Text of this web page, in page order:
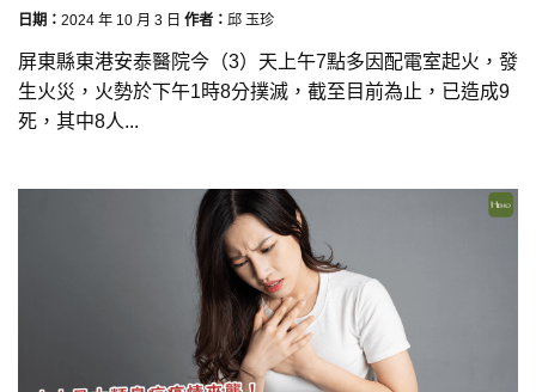
日期： 2024 年 10 月 3 日 作者： 邱 玉珍
屏東縣東港安泰醫院今（3）天上午7點多因配電室起火，發
生火災，火勢於下午1時8分撲滅，截至目前為止，已造成9
死，其中8人...